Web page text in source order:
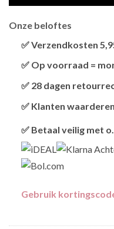
Onze beloftes
✅ Verzendkosten
bestellingen v.a.
✅ Op voorraad =
wordt het vandaag
✅ 28 dagen
om te retourneren.
✅ Klanten
webkeur
✅ Betaal veilig met
Gebruik